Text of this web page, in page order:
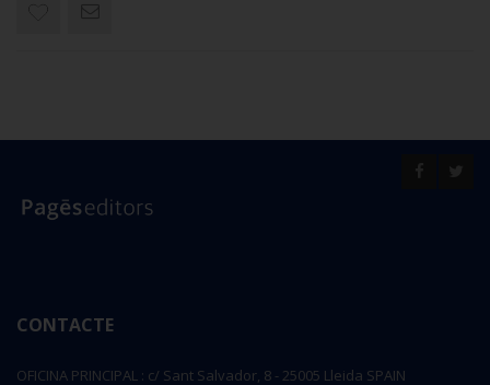
CONTACTE
OFICINA PRINCIPAL : c/ Sant Salvador, 8 - 25005 Lleida SPAIN